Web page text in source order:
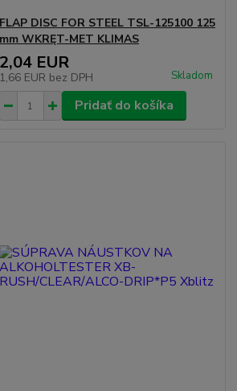
FLAP DISC FOR STEEL TSL-125100 125
mm WKRĘT-MET KLIMAS
2,04 EUR
1,66 EUR bez DPH Skladom
Pridať do košíka